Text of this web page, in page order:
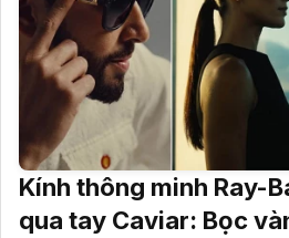
Kính thông minh Ray-
qua tay Caviar: Bọc